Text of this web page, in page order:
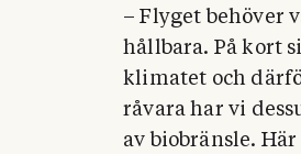
– Flyget behöver
hållbara. På kort
klimatet och
råvara har vi
av biobränsle.